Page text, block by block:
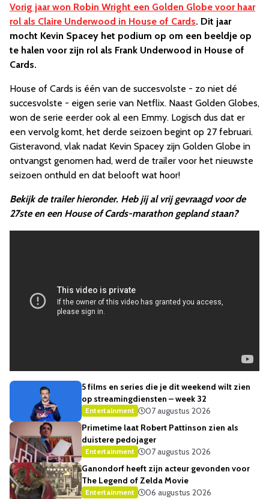
Vorig jaar won Robin Wright een Golden Globe voor haar
rol als Claire Underwood in House of Cards. Dit jaar
mocht Kevin Spacey het podium op om een beeldje op
te halen voor zijn rol als Frank Underwood in House of
Cards.
House of Cards is één van de succesvolste - zo niet dé
succesvolste - eigen serie van Netflix. Naast Golden Globes,
won de serie eerder ook al een Emmy. Logisch dus dat er
een vervolg komt, het derde seizoen begint op 27 februari.
Gisteravond, vlak nadat Kevin Spacey zijn Golden Globe in
ontvangst genomen had, werd de trailer voor het nieuwste
seizoen onthuld en dat belooft wat hoor!
Bekijk de trailer hieronder. Heb jij al vrij gevraagd voor de
27ste en een House of Cards-marathon gepland staan?
5 films en series die je dit weekend wilt zien
op streamingdiensten – week 32
Entertainment
07 augustus 2026
Primetime laat Robert Pattinson zien als
duistere pedojager
Entertainment
07 augustus 2026
Ganondorf heeft zijn acteur gevonden voor
The Legend of Zelda Movie
Entertainment
06 augustus 2026